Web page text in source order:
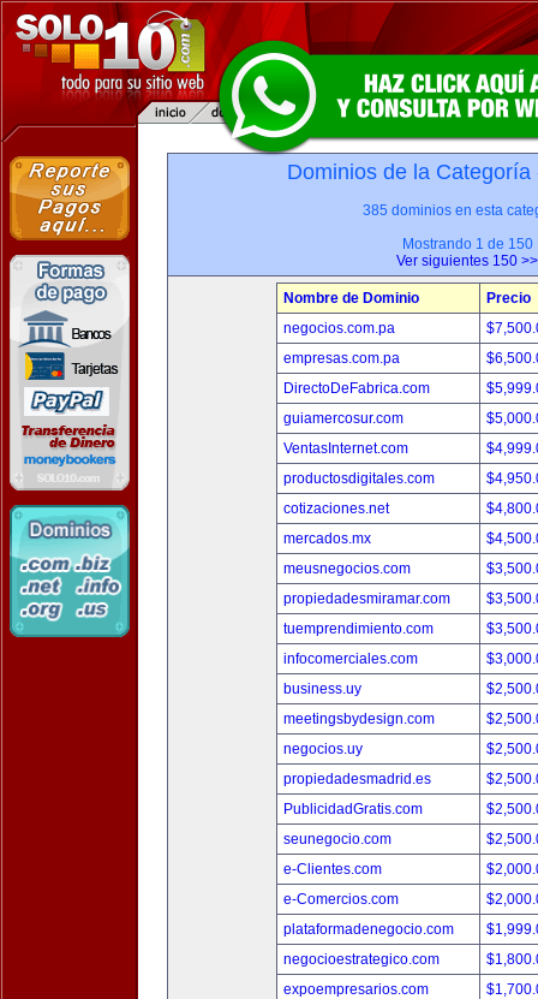
Dominios de la
385 dominios en esta
Mostrando 1 de 150
Ver siguientes 150 >>
Nombre de Dominio
Precio
negocios.com.pa
empresas.com.pa
DirectoDeFabrica.com
guiamercosur.com
VentasInternet.com
productosdigitales.com
cotizaciones.net
mercados.mx
meusnegocios.com
propiedadesmiramar.com
tuemprendimiento.com
infocomerciales.com
business.uy
meetingsbydesign.com
negocios.uy
propiedadesmadrid.es
PublicidadGratis.com
seunegocio.com
e-Clientes.com
e-Comercios.com
plataformadenegocio.com
negocioestrategico.com
expoempresarios.com